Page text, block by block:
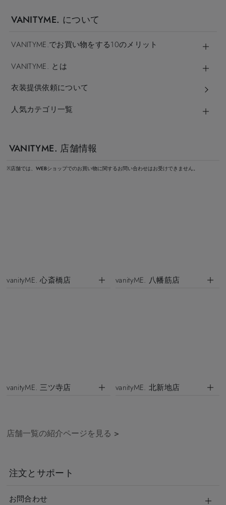
VANITYME. について
VANITYME.でお買い物をする10のメリット
VANITYME. とは
衣装提供依頼について
人気カテゴリ一覧
VANITYME. 店舗情報
※店舗では、WEBショップでのお買い物に関するお問い合わせはお受けできません。
vanityME. 心斎橋店 vanityME. 八幡筋店
vanityME. 三ツ寺店 vanityME. 北新地店
店舗一覧の紹介ページを見る >
注文とサポート
お問合わせ